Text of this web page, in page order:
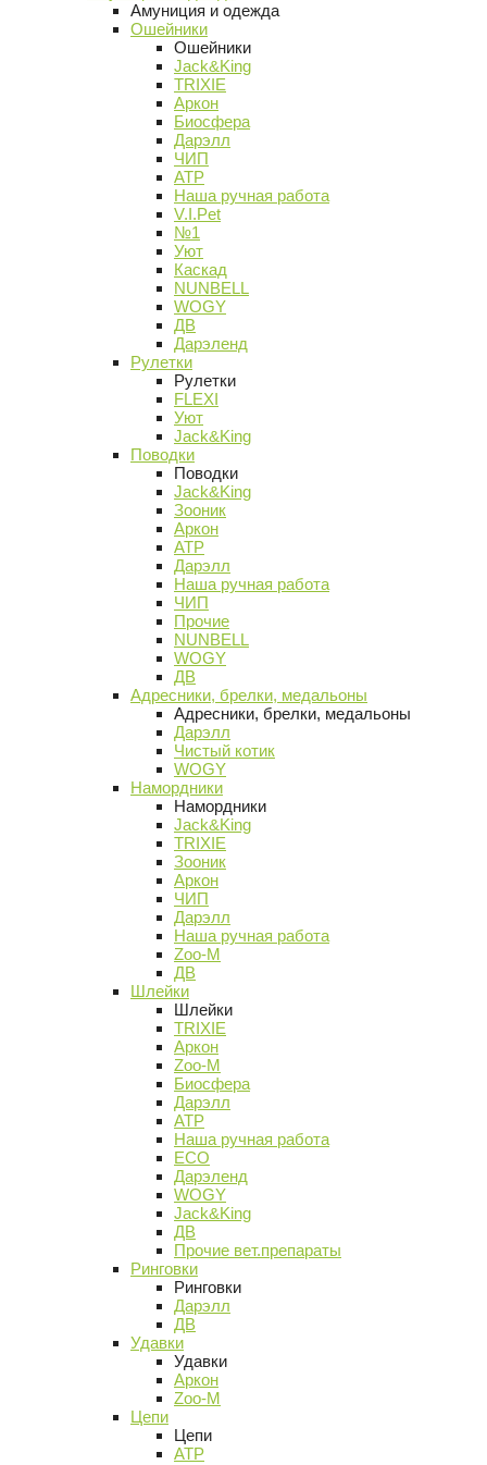
Амуниция и одежда
Ошейники
Ошейники
Jack&King
TRIXIE
Аркон
Биосфера
Дарэлл
ЧИП
АТР
Наша ручная работа
V.I.Pet
№1
Уют
Каскад
NUNBELL
WOGY
ДВ
Дарэленд
Рулетки
Рулетки
FLEXI
Уют
Jack&King
Поводки
Поводки
Jack&King
Зооник
Аркон
АТР
Дарэлл
Наша ручная работа
ЧИП
Прочие
NUNBELL
WOGY
ДВ
Адресники, брелки, медальоны
Адресники, брелки, медальоны
Дарэлл
Чистый котик
WOGY
Намордники
Намордники
Jack&King
TRIXIE
Зооник
Аркон
ЧИП
Дарэлл
Наша ручная работа
Zoo-M
ДВ
Шлейки
Шлейки
TRIXIE
Аркон
Zoo-M
Биосфера
Дарэлл
АТР
Наша ручная работа
ECO
Дарэленд
WOGY
Jack&King
ДВ
Прочие вет.препараты
Ринговки
Ринговки
Дарэлл
ДВ
Удавки
Удавки
Аркон
Zoo-M
Цепи
Цепи
АТР